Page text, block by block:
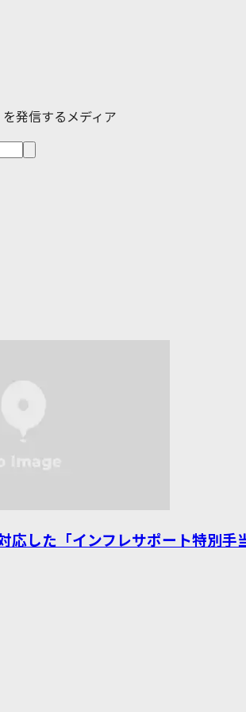
発信するメディア
応した「インフレサポート特別